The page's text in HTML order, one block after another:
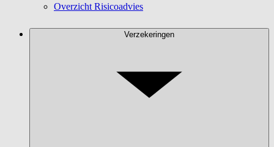
Overzicht Risicoadvies
Verzekeringen